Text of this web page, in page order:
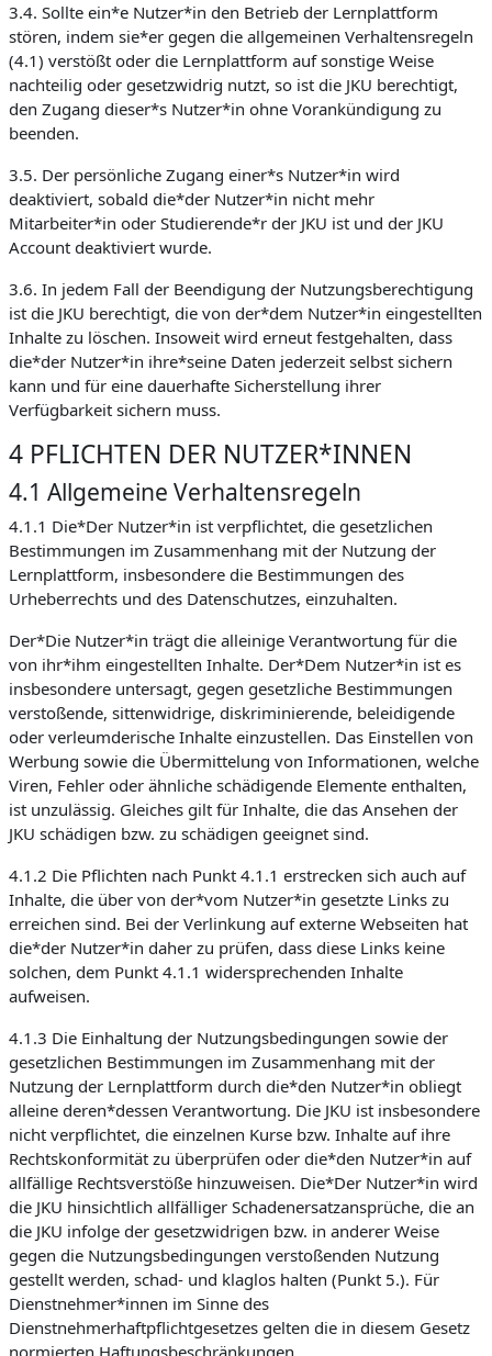
3.4. Sollte ein*e Nutzer*in den Betrieb der Lernplattform
stören, indem sie*er gegen die allgemeinen Verhaltensregeln
(4.1) verstößt oder die Lernplattform auf sonstige Weise
nachteilig oder gesetzwidrig nutzt, so ist die JKU berechtigt,
den Zugang dieser*s Nutzer*in ohne Vorankündigung zu
beenden.
3.5. Der persönliche Zugang einer*s Nutzer*in wird
deaktiviert, sobald die*der Nutzer*in nicht mehr
Mitarbeiter*in oder Studierende*r der JKU ist und der JKU
Account deaktiviert wurde.
3.6. In jedem Fall der Beendigung der Nutzungsberechtigung
ist die JKU berechtigt, die von der*dem Nutzer*in eingestellten
Inhalte zu löschen. Insoweit wird erneut festgehalten, dass
die*der Nutzer*in ihre*seine Daten jederzeit selbst sichern
kann und für eine dauerhafte Sicherstellung ihrer
Verfügbarkeit sichern muss.
4 PFLICHTEN DER NUTZER*INNEN
4.1 Allgemeine Verhaltensregeln
4.1.1 Die*Der Nutzer*in ist verpflichtet, die gesetzlichen
Bestimmungen im Zusammenhang mit der Nutzung der
Lernplattform, insbesondere die Bestimmungen des
Urheberrechts und des Datenschutzes, einzuhalten.
Der*Die Nutzer*in trägt die alleinige Verantwortung für die
von ihr*ihm eingestellten Inhalte. Der*Dem Nutzer*in ist es
insbesondere untersagt, gegen gesetzliche Bestimmungen
verstoßende, sittenwidrige, diskriminierende, beleidigende
oder verleumderische Inhalte einzustellen. Das Einstellen von
Werbung sowie die Übermittelung von Informationen, welche
Viren, Fehler oder ähnliche schädigende Elemente enthalten,
ist unzulässig. Gleiches gilt für Inhalte, die das Ansehen der
JKU schädigen bzw. zu schädigen geeignet sind.
4.1.2 Die Pflichten nach Punkt 4.1.1 erstrecken sich auch auf
Inhalte, die über von der*vom Nutzer*in gesetzte Links zu
erreichen sind. Bei der Verlinkung auf externe Webseiten hat
die*der Nutzer*in daher zu prüfen, dass diese Links keine
solchen, dem Punkt 4.1.1 widersprechenden Inhalte
aufweisen.
4.1.3 Die Einhaltung der Nutzungsbedingungen sowie der
gesetzlichen Bestimmungen im Zusammenhang mit der
Nutzung der Lernplattform durch die*den Nutzer*in obliegt
alleine deren*dessen Verantwortung. Die JKU ist insbesondere
nicht verpflichtet, die einzelnen Kurse bzw. Inhalte auf ihre
Rechtskonformität zu überprüfen oder die*den Nutzer*in auf
allfällige Rechtsverstöße hinzuweisen. Die*Der Nutzer*in wird
die JKU hinsichtlich allfälliger Schadenersatzansprüche, die an
die JKU infolge der gesetzwidrigen bzw. in anderer Weise
gegen die Nutzungsbedingungen verstoßenden Nutzung
gestellt werden, schad- und klaglos halten (Punkt 5.). Für
Dienstnehmer*innen im Sinne des
Dienstnehmerhaftpflichtgesetzes gelten die in diesem Gesetz
normierten Haftungsbeschränkungen.